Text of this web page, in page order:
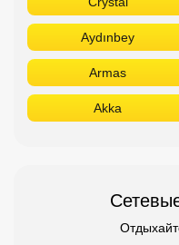
Aydınbey
Armas
Akka